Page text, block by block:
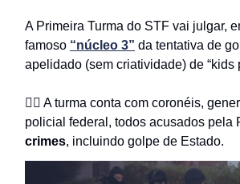
A Primeira Turma do STF vai julgar,
famoso “núcleo 3” da tentativa de
apelidado (sem criatividade) de “kids
👨‍✈️ A turma conta com coronéis,
policial federal, todos acusados pela
crimes, incluindo golpe de Estado.